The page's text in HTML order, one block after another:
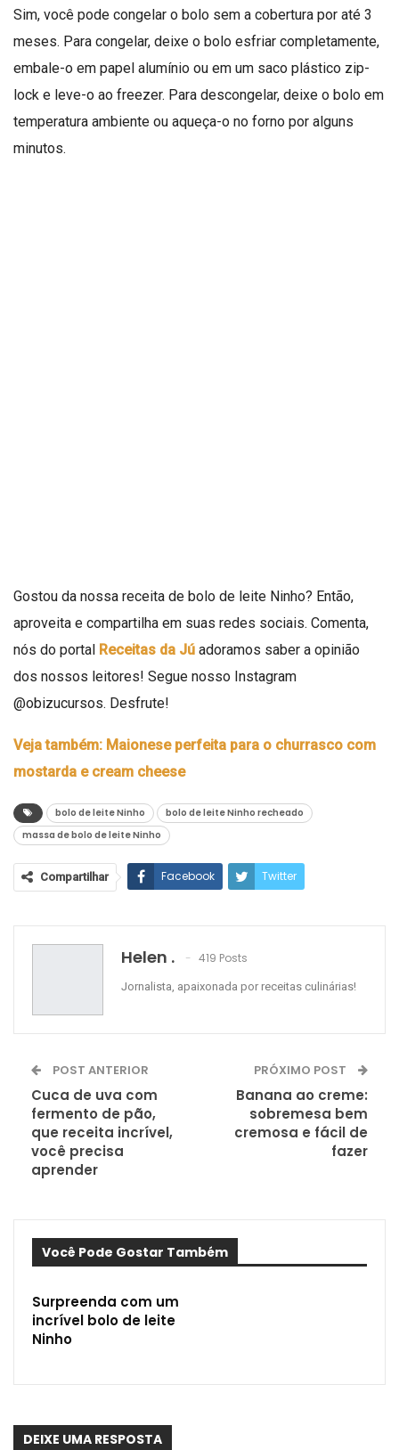
Sim, você pode congelar o bolo sem a cobertura por até 3
meses. Para congelar, deixe o bolo esfriar completamente,
embale-o em papel alumínio ou em um saco plástico zip-
lock e leve-o ao freezer. Para descongelar, deixe o bolo em
temperatura ambiente ou aqueça-o no forno por alguns
minutos.
Gostou da nossa receita de bolo de leite Ninho? Então,
aproveita e compartilha em suas redes sociais. Comenta,
nós do portal Receitas da Jú adoramos saber a opinião
dos nossos leitores! Segue nosso Instagram
@obizucursos. Desfrute!
Veja também: Maionese perfeita para o churrasco com
mostarda e cream cheese
bolo de leite Ninho
bolo de leite Ninho recheado
massa de bolo de leite Ninho
Compartilhar Facebook Twitter
WhatsApp
Helen . 419 Posts
Jornalista, apaixonada por receitas culinárias!
POST ANTERIOR
Cuca de uva com
fermento de pão,
que receita incrível,
você precisa
aprender
PRÓXIMO POST
Banana ao creme:
sobremesa bem
cremosa e fácil de
fazer
Você Pode Gostar Também
Surpreenda com um
incrível bolo de leite
Ninho
DEIXE UMA RESPOSTA